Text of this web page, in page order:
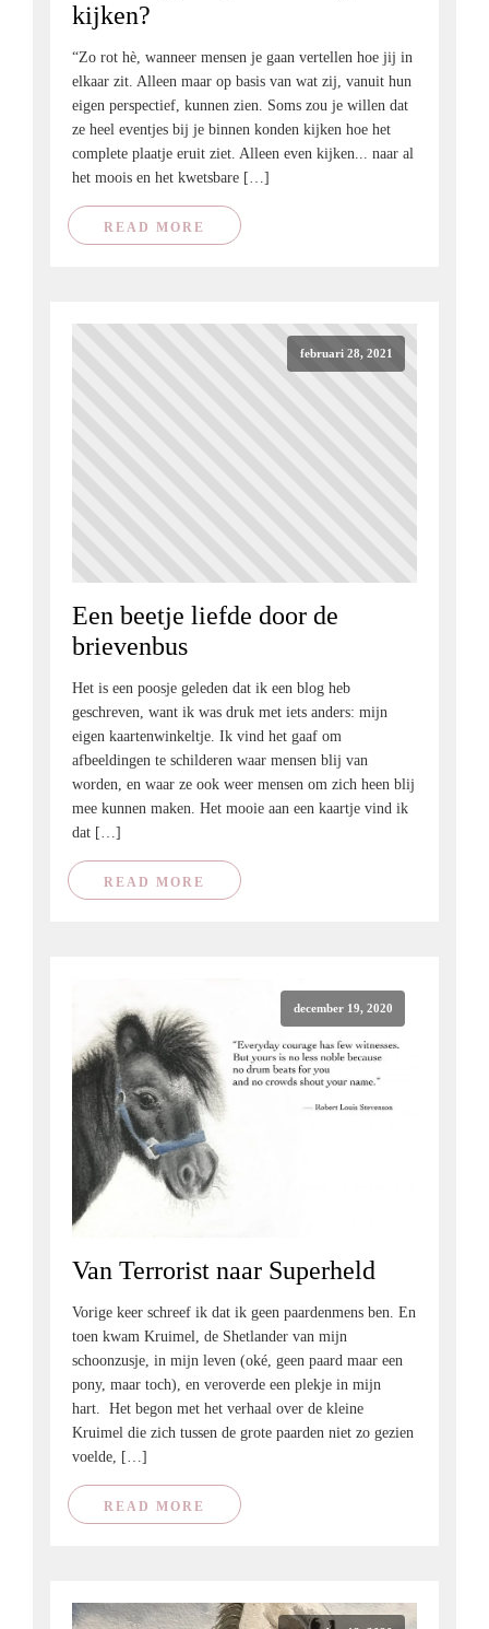
kijken?
“Zo rot hè, wanneer mensen je gaan vertellen hoe jij in
elkaar zit. Alleen maar op basis van wat zij, vanuit hun
eigen perspectief, kunnen zien. Soms zou je willen dat
ze heel eventjes bij je binnen konden kijken hoe het
complete plaatje eruit ziet. Alleen even kijken... naar al
het moois en het kwetsbare […]
READ MORE
februari 28, 2021
Een beetje liefde door de
brievenbus
Het is een poosje geleden dat ik een blog heb
geschreven, want ik was druk met iets anders: mijn
eigen kaartenwinkeltje. Ik vind het gaaf om
afbeeldingen te schilderen waar mensen blij van
worden, en waar ze ook weer mensen om zich heen blij
mee kunnen maken. Het mooie aan een kaartje vind ik
dat […]
READ MORE
december 19, 2020
Van Terrorist naar Superheld
Vorige keer schreef ik dat ik geen paardenmens ben. En
toen kwam Kruimel, de Shetlander van mijn
schoonzusje, in mijn leven (oké, geen paard maar een
pony, maar toch), en veroverde een plekje in mijn
hart. Het begon met het verhaal over de kleine
Kruimel die zich tussen de grote paarden niet zo gezien
voelde, […]
READ MORE